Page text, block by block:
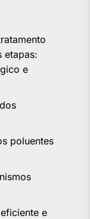
etapas:
e
poluentes
e